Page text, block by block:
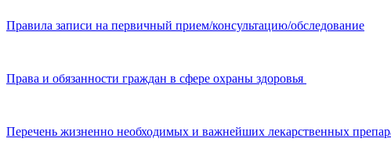
Правила записи на первичный прием/консультацию/обследование
Права и обязанности граждан в сфере охраны здоровья
Перечень жизненно необходимых и важнейших лекарственных